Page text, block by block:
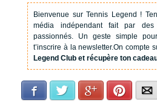
Bienvenue sur Tennis Legend !
média indépendant fait par
passionnés. Un geste simple
t’inscrire à la newsletter.On compte
Legend Club et récupère ton
Facebook Twitter Google+Pinterest